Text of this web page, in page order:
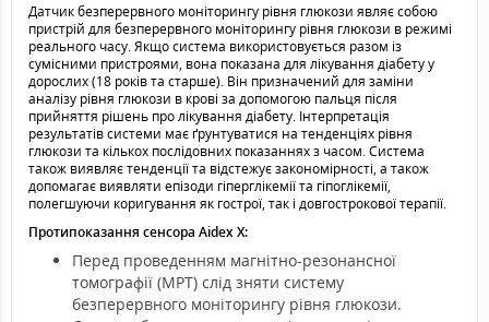
Датчик безперервного моніторингу рівня глюкози являє собою
пристрій для безперервного моніторингу рівня глюкози в режимі
реального часу. Якщо система використовується разом із
сумісними пристроями, вона показана для лікування діабету у
дорослих (18 років та старше). Він призначений для заміни
аналізу рівня глюкози в крові за допомогою пальця після
прийняття рішень про лікування діабету. Інтерпретація
результатів системи має ґрунтуватися на тенденціях рівня
глюкози та кількох послідовних показаннях з часом. Система
також виявляє тенденції та відстежує закономірності, а також
допомагає виявляти епізоди гіперглікемії та гіпоглікемії,
полегшуючи коригування як гострої, так і довгострокової терапії.
Протипоказання сенсора Aidex X:
Перед проведенням магнітно-резонансної
томографії (МРТ) слід зняти систему
безперервного моніторингу рівня глюкози.